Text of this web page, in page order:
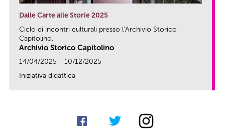
Dalle Carte alle Storie 2025
Ciclo di incontri culturali presso l’Archivio Storico
Capitolino.
Archivio Storico Capitolino
14/04/2025 - 10/12/2025
Iniziativa didattica